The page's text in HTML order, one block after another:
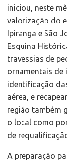
iniciou, neste
valorização do
Ipiranga e São
Esquina
travessias de
ornamentais de
identificação
aérea, e
região também
o local como
de
A preparação